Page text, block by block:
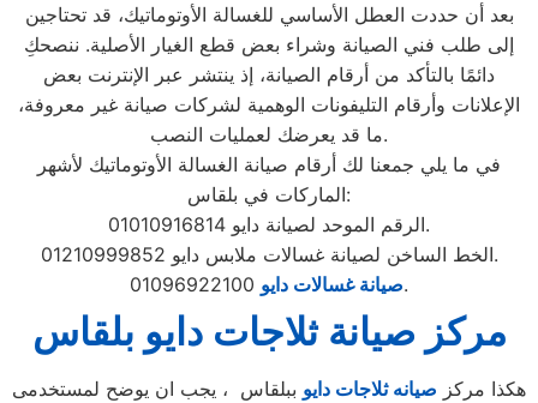
بعد أن حددت العطل الأساسي للغسالة الأوتوماتيك، قد تحتاجين
إلى طلب فني الصيانة وشراء بعض قطع الغيار الأصلية. ننصحكِ
دائمًا بالتأكد من أرقام الصيانة، إذ ينتشر عبر الإنترنت بعض
الإعلانات وأرقام التليفونات الوهمية لشركات صيانة غير معروفة،
ما قد يعرضك لعمليات النصب.
في ما يلي جمعنا لك أرقام صيانة الغسالة الأوتوماتيك لأشهر
الماركات في بلقاس:
الرقم الموحد لصيانة دايو 01010916814.
الخط الساخن لصيانة غسالات ملابس دايو 01210999852.
صيانة غسالات دايو01096922100.
مركز صيانة ثلاجات دايو بلقاس
هكذا مركز صيانه ثلاجات دايو ببلقاس ، يجب ان يوضح لمستخدمى